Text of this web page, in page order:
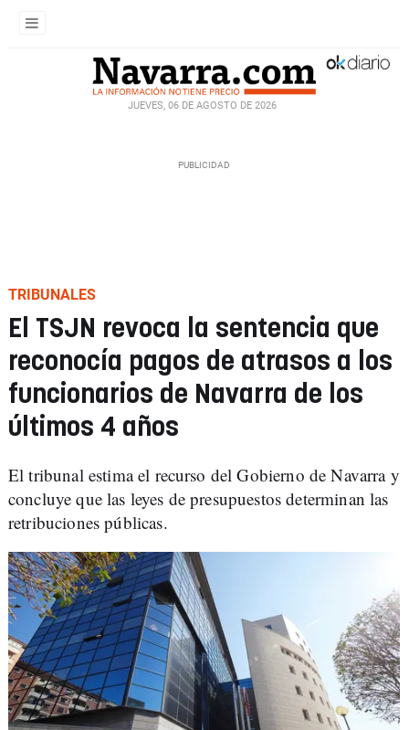
JUEVES, 06 DE AGOSTO DE 2026
TRIBUNALES
El TSJN revoca la sentencia que
reconocía pagos de atrasos a los
funcionarios de Navarra de los
últimos 4 años
El tribunal estima el recurso del Gobierno de Navarra y
concluye que las leyes de presupuestos determinan las
retribuciones públicas.